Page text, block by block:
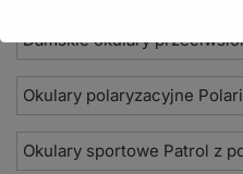
Damskie okulary
Okulary polaryzacyjne
Okulary sportowe Patrol z